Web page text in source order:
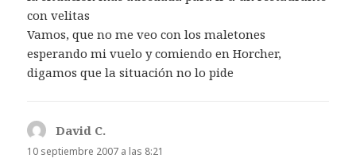
con velitas
Vamos, que no me veo con los maletones
esperando mi vuelo y comiendo en Horcher,
digamos que la situación no lo pide
David C.
10 septiembre 2007 a las 8:21